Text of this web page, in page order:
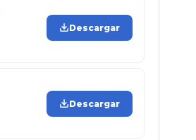
Descargar
Descargar